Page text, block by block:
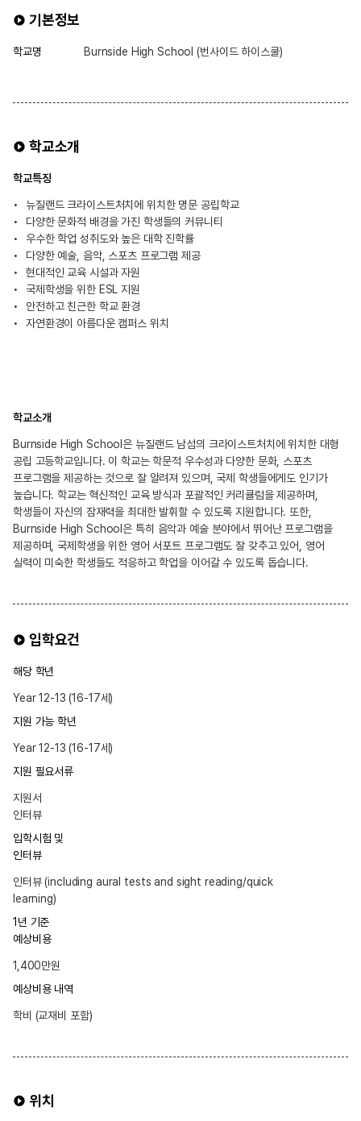
기본정보
학교명 Burnside High School (번사이드 하이스쿨)
학교소개
학교특징
뉴질랜드 크라이스트처치에 위치한 명문 공립학교
다양한 문화적 배경을 가진 학생들의 커뮤니티
우수한 학업 성취도와 높은 대학 진학률
다양한 예술, 음악, 스포츠 프로그램 제공
현대적인 교육 시설과 자원
국제학생을 위한 ESL 지원
안전하고 친근한 학교 환경
자연환경이 아름다운 캠퍼스 위치
학교소개
Burnside High School은 뉴질랜드 남섬의 크라이스트처치에 위치한 대형
공립 고등학교입니다. 이 학교는 학문적 우수성과 다양한 문화, 스포츠
프로그램을 제공하는 것으로 잘 알려져 있으며, 국제 학생들에게도 인기가
높습니다. 학교는 혁신적인 교육 방식과 포괄적인 커리큘럼을 제공하며,
학생들이 자신의 잠재력을 최대한 발휘할 수 있도록 지원합니다. 또한,
Burnside High School은 특히 음악과 예술 분야에서 뛰어난 프로그램을
제공하며, 국제학생을 위한 영어 서포트 프로그램도 잘 갖추고 있어, 영어
실력이 미숙한 학생들도 적응하고 학업을 이어갈 수 있도록 돕습니다.
입학요건
해당 학년
Year 12-13 (16-17세)
지원 가능 학년
Year 12-13 (16-17세)
지원 필요서류
지원서
인터뷰
입학시험 및
인터뷰
인터뷰 (including aural tests and sight reading/quick
learning)
1년 기준
예상비용
1,400만원
예상비용 내역
학비 (교재비 포함)
위치